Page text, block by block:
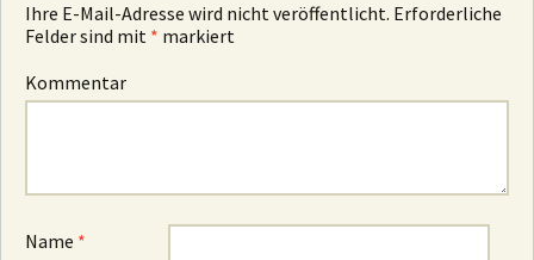
Ihre E-Mail-Adresse wird nicht veröffentlicht. Erforderliche
Felder sind mit * markiert
Kommentar
Name *